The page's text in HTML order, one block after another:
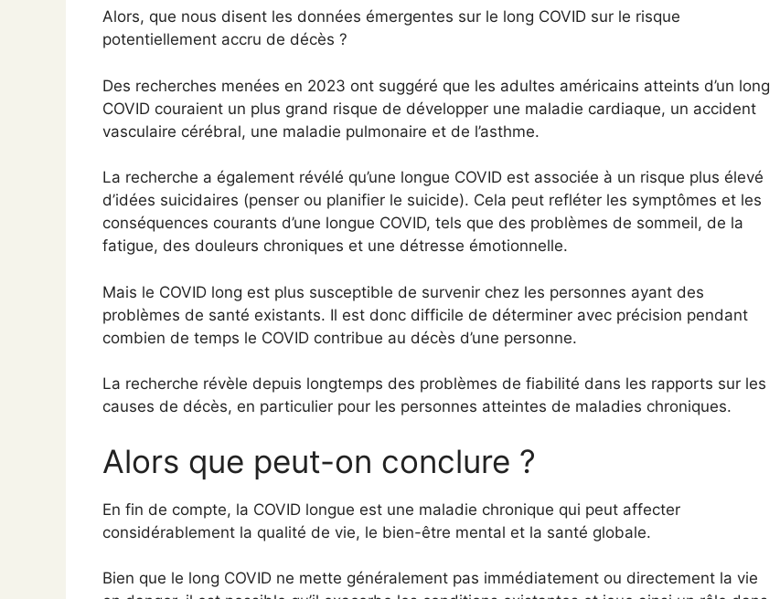
Alors, que nous disent les données émergentes sur le long COVID sur le risque
potentiellement accru de décès ?
Des recherches menées en 2023 ont suggéré que les adultes américains atteints d’un long
COVID couraient un plus grand risque de développer une maladie cardiaque, un accident
vasculaire cérébral, une maladie pulmonaire et de l’asthme.
La recherche a également révélé qu’une longue COVID est associée à un risque plus élevé
d’idées suicidaires (penser ou planifier le suicide). Cela peut refléter les symptômes et les
conséquences courants d’une longue COVID, tels que des problèmes de sommeil, de la
fatigue, des douleurs chroniques et une détresse émotionnelle.
Mais le COVID long est plus susceptible de survenir chez les personnes ayant des
problèmes de santé existants. Il est donc difficile de déterminer avec précision pendant
combien de temps le COVID contribue au décès d’une personne.
La recherche révèle depuis longtemps des problèmes de fiabilité dans les rapports sur les
causes de décès, en particulier pour les personnes atteintes de maladies chroniques.
Alors que peut-on conclure ?
En fin de compte, la COVID longue est une maladie chronique qui peut affecter
considérablement la qualité de vie, le bien-être mental et la santé globale.
Bien que le long COVID ne mette généralement pas immédiatement ou directement la vie